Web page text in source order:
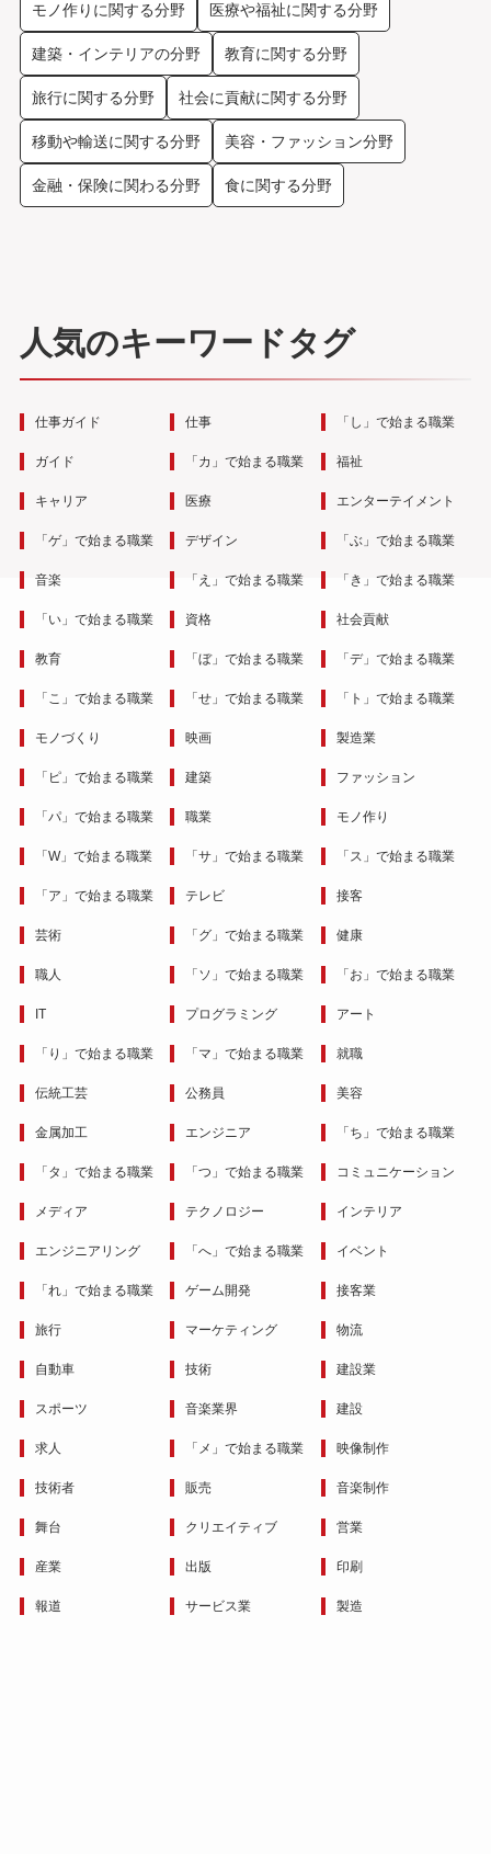
モノ作りに関する分野 医療や福祉に関する分野
建築・インテリアの分野 教育に関する分野
旅行に関する分野 社会に貢献に関する分野
移動や輸送に関する分野 美容・ファッション分野
金融・保険に関わる分野 食に関する分野
人気のキーワードタグ
仕事ガイド 仕事 「し」で始まる職業
ガイド 「カ」で始まる職業 福祉
キャリア 医療 エンターテイメント
「ゲ」で始まる職業 デザイン 「ぶ」で始まる職業
音楽 「え」で始まる職業 「き」で始まる職業
「い」で始まる職業 資格 社会貢献
教育 「ぼ」で始まる職業 「デ」で始まる職業
「こ」で始まる職業 「せ」で始まる職業 「ト」で始まる職業
モノづくり 映画 製造業
「ピ」で始まる職業 建築 ファッション
「パ」で始まる職業 職業 モノ作り
「W」で始まる職業 「サ」で始まる職業 「ス」で始まる職業
「ア」で始まる職業 テレビ 接客
芸術 「グ」で始まる職業 健康
職人 「ソ」で始まる職業 「お」で始まる職業
IT プログラミング アート
「り」で始まる職業 「マ」で始まる職業 就職
伝統工芸 公務員 美容
金属加工 エンジニア 「ち」で始まる職業
「タ」で始まる職業 「つ」で始まる職業 コミュニケーション
メディア テクノロジー インテリア
エンジニアリング 「へ」で始まる職業 イベント
「れ」で始まる職業 ゲーム開発 接客業
旅行 マーケティング 物流
自動車 技術 建設業
スポーツ 音楽業界 建設
求人 「メ」で始まる職業 映像制作
技術者 販売 音楽制作
舞台 クリエイティブ 営業
産業 出版 印刷
報道 サービス業 製造